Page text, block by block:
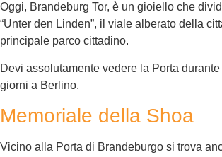
Oggi, Brandeburg Tor, è un gioiello che
“Unter den Linden”, il viale alberato della
principale parco cittadino.
Devi assolutamente vedere la Porta
giorni a Berlino.
Memoriale della Shoa
Vicino alla Porta di Brandeburgo si trova